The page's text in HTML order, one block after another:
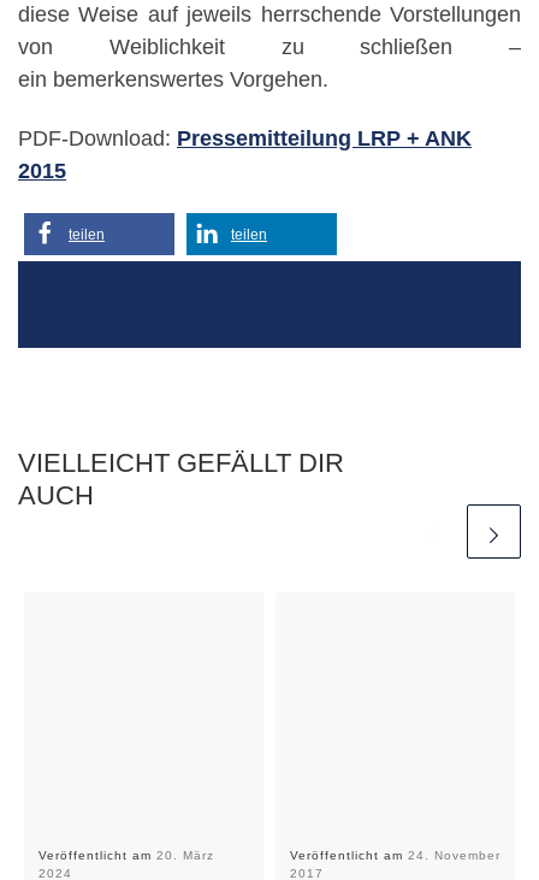
diese Weise auf jeweils herrschende Vorstellungen
von Weiblichkeit zu schließen –
ein bemerkenswertes Vorgehen.
PDF-Download: Pressemitteilung LRP + ANK
2015
teilen teilen
VIELLEICHT GEFÄLLT DIR
AUCH
Veröffentlicht am 20. März
2024
Veröffentlicht am 24. November
2017